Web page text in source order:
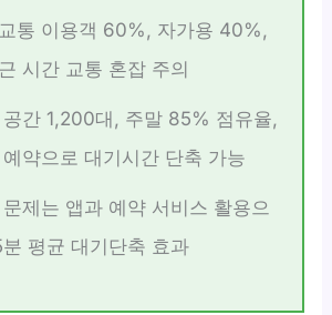
통 이용객 60%, 자가용 40%,
시간 교통 혼잡 주의
공간 1,200대, 주말 85% 점유율,
약으로 대기시간 단축 가능
제는 앱과 예약 서비스 활용으
분 평균 대기단축 효과